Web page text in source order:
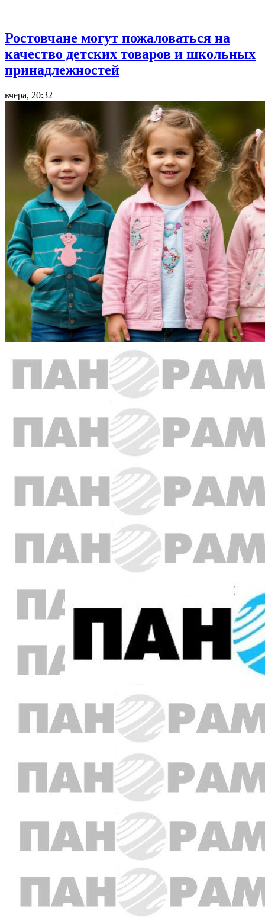
Ростовчане могут пожаловаться на
качество детских товаров и школьных
принадлежностей
вчера, 20:32